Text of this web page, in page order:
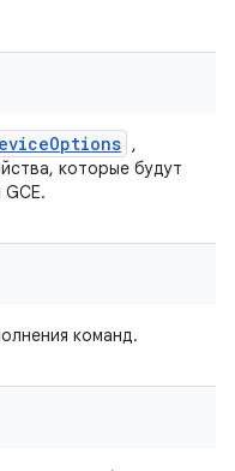
Options ,
которые будут
команд.